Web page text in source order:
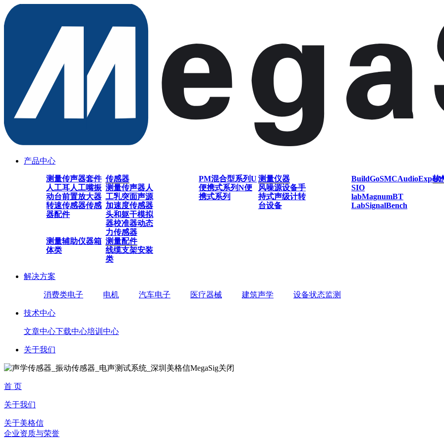
产品中心
传感器
测量传声器套件
人工耳人工嘴振
动台前置放大器
转速传感器传感
器配件
测量传声器人
工乳突面声源
加速度传感器
头和躯干模拟
器校准器动态
力传感器
测量仪器
PM混合型系列U
便携式系列N便
携式系列
风噪源设备手
持式声级计转
台设备
软
BuildGoSMCAudioExpert
SIO
labMagnumBT
LabSignalBench
测量配件
测量辅助仪器箱
体类
线缆支架安装
类
解决方案
消费类电子 电机 汽车电子 医疗器械 建筑声学 设备状态监测
技术中心
文章中心下载中心培训中心
关于我们
关闭
首 页
关于我们
关于美格信
企业资质与荣誉